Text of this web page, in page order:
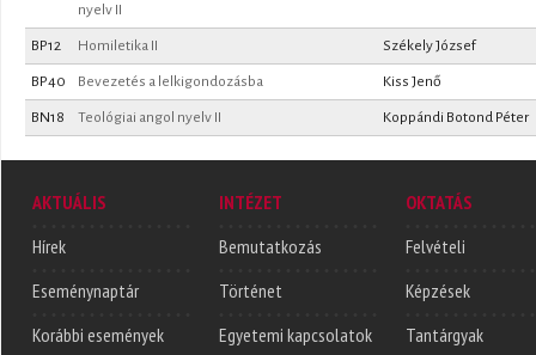
nyelv II
BP12 Homiletika II Székely József
BP40 Bevezetés a lelkigondozásba Kiss Jenő
BN18 Teológiai angol nyelv II Koppándi Botond Péter
AKTUÁLIS
Hírek
Eseménynaptár
Korábbi események
INTÉZET
Bemutatkozás
Történet
Egyetemi kapcsolatok
OKTATÁS
Felvételi
Képzések
Tantárgyak